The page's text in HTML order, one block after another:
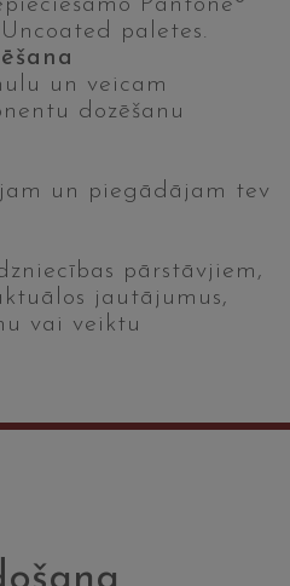
paletes.
un veicam
dozēšanu
un piegādājam tev
pārstāvjiem,
jautājumus,
vai veiktu